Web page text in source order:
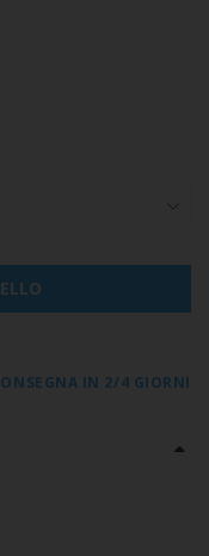
IN 2/4 GIORNI